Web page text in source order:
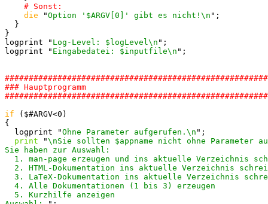
die "Option '$ARGV[0]' gibt es nicht!\n ";
  }
}
logprint " Log-Level: $logLevel\n ";
logprint " Eingabedatei: $inputfile\n ";
### Hauptprogramm
if ($#ARGV<0)
{
  logprint "
Ohne Parameter aufgerufen.\n ";
print "\nSie sollten $appname nicht ohne Parameter
Sie haben zur Auswahl:
1. man-page erzeugen und ins aktuelle Verzeichnis
2. HTML-Dokumentation ins aktuelle Verzeichnis
3. LaTeX-Dokumentation ins aktuelle Verzeichnis
  4. Alle Dokumentationen (1 bis 3) erzeugen
  5. Kurzhilfe anzeigen